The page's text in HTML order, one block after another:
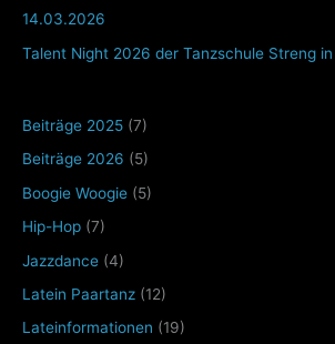
14.03.2026
Talent Night 2026 der Tanzschule Streng
Beiträge 2025 (7)
Beiträge 2026 (5)
Boogie Woogie (5)
Hip-Hop (7)
Jazzdance (4)
Latein Paartanz (12)
Lateinformationen (19)